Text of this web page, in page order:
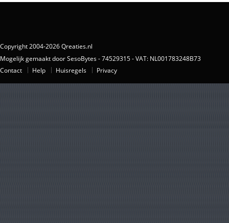
Copyright 2004-2026 Qreaties.nl
Mogelijk gemaakt door SesoBytes - 74529315 - VAT: NL001783248B73
Contact
Help Huisregels Privacy